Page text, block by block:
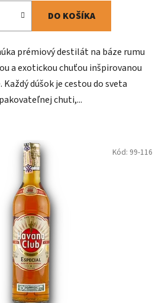
DO KOŠÍKA
prémiový destilát na báze rumu
a exotickou chuťou inšpirovanou
dúšok je cestou do sveta
chuti,...
Kód: 99-116